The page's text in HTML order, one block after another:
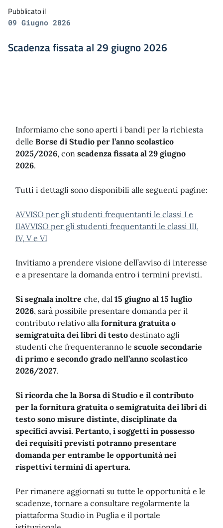
Pubblicato il
09 Giugno 2026
Scadenza fissata al 29 giugno 2026
Informiamo che sono aperti i bandi per la richiesta
delle Borse di Studio per l’anno scolastico
2025/2026, con scadenza fissata al 29 giugno
2026.
Tutti i dettagli sono disponibili alle seguenti pagine:
AVVISO per gli studenti frequentanti le classi I e
IIAVVISO per gli studenti frequentanti le classi III,
IV, V e VI
Invitiamo a prendere visione dell’avviso di interesse
e a presentare la domanda entro i termini previsti.
Si segnala inoltre che, dal 15 giugno al 15 luglio
2026, sarà possibile presentare domanda per il
contributo relativo alla fornitura gratuita o
semigratuita dei libri di testo destinato agli
studenti che frequenteranno le scuole secondarie
di primo e secondo grado nell’anno scolastico
2026/2027.
Si ricorda che la Borsa di Studio e il contributo
per la fornitura gratuita o semigratuita dei libri di
testo sono misure distinte, disciplinate da
specifici avvisi. Pertanto, i soggetti in possesso
dei requisiti previsti potranno presentare
domanda per entrambe le opportunità nei
rispettivi termini di apertura.
Per rimanere aggiornati su tutte le opportunità e le
scadenze, tornare a consultare regolarmente la
piattaforma Studio in Puglia e il portale